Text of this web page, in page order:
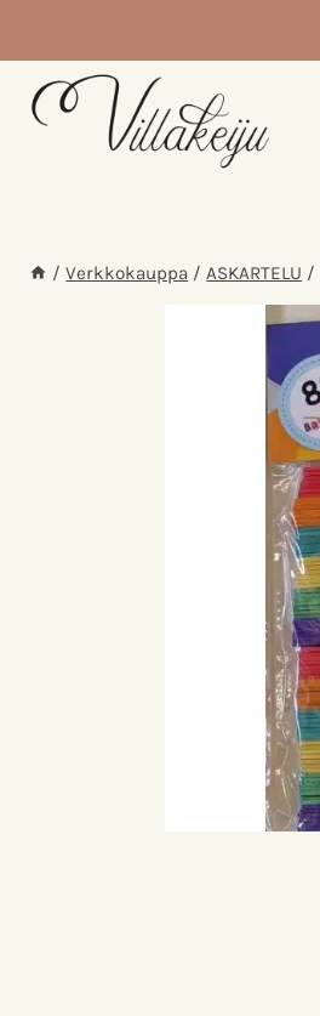
/ Verkkokauppa / ASKARTELU /